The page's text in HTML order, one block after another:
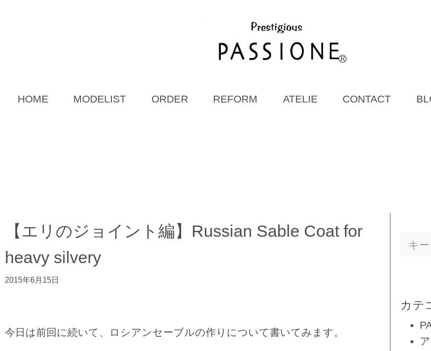
HOME MODELIST ORDER REFORM ATELIE CONTACT
【エリのジョイント編】Russian Sable Coat for
heavy silvery
2015年6月15日
今日は前回に続いて、ロシアンセーブルの作りについて書いてみます。
カテ